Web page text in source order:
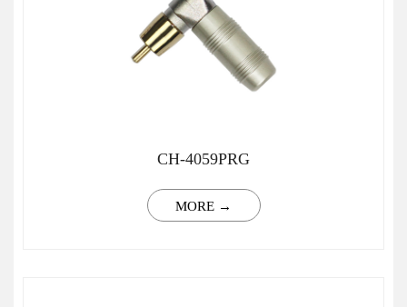
CH-4059PRG
MORE →